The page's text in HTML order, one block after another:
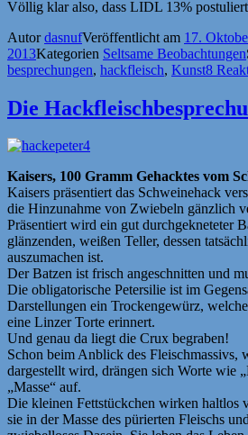
Völlig klar also, dass LIDL 13%
AutordasnufVeröffentlicht am 17.
2013Kategorien Seltsame Beobachtungen
besprechungen, hackfleisch, Kunst8
Die
Kaisers, 100 Gramm Gehacktes vom
Kaisers präsentiert das Schweinehack
die Hinzunahme von Zwiebeln gänzlich
Präsentiert wird ein gut durchgekneteter
glänzenden, weißen Teller, dessen
auszumachen ist.
Der Batzen ist frisch angeschnitten und
Die obligatorische Petersilie ist im
Darstellungen ein Trockengewürz,
eine Linzer Torte erinnert.
Und genau da liegt die Crux begraben!
Schon beim Anblick des Fleischmassivs,
dargestellt wird, drängen sich Worte wie
„Masse“ auf.
Die kleinen Fettstückchen wirken haltlos
sie in der Masse des pürierten Fleischs